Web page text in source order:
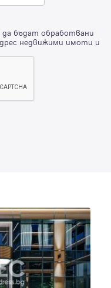
да бъдат обработвани
недвижими имоти и